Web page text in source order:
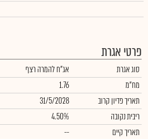
פרטי אגרת
סוג אגרת
אג"ח להמרה רצף
מח"מ
1.76
תאריך פדיון קרוב
31/5/2028
ריבית נקובה
4.50%
תאריך קיים
--